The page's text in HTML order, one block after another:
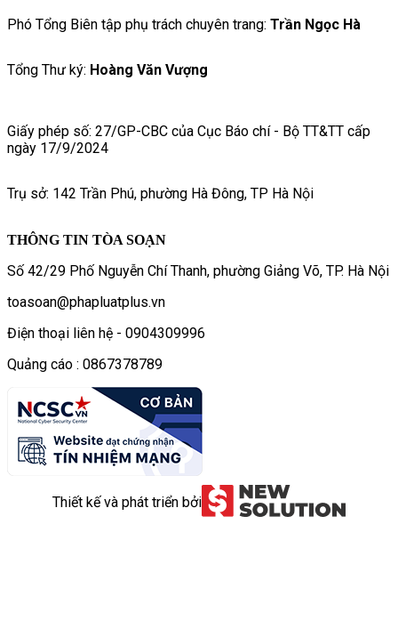
Phó Tổng Biên tập phụ trách chuyên trang: Trần Ngọc Hà
Tổng Thư ký: Hoàng Văn Vượng
Giấy phép số: 27/GP-CBC của Cục Báo chí - Bộ TT&TT cấp
ngày 17/9/2024
Trụ sở: 142 Trần Phú, phường Hà Đông, TP Hà Nội
THÔNG TIN TÒA SOẠN
Số 42/29 Phố Nguyễn Chí Thanh, phường Giảng Võ, TP. Hà Nội
toasoan@phapluatplus.vn
Điện thoại liên hệ - 0904309996
Quảng cáo : 0867378789
Thiết kế và phát triển bởi